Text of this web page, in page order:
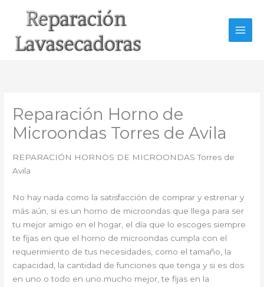
Reparación Horno de
Microondas Torres de Avila
REPARACIÓN HORNOS DE MICROONDAS Torres de
Avila
No hay nada como la satisfacción de comprar y estrenar y
más aún, si es un horno de microondas que llega para ser
tu mejor amigo en el hogar, el día que lo escoges siempre
te fijas en que el horno de microondas cumpla con el
requerimiento de tus necesidades, como el tamaño, la
capacidad, la cantidad de funciones que tenga y si es dos
en uno o todo en uno mucho mejor, te fijas en la